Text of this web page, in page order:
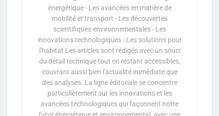
énergétique - Les avancées en matière de
mobilité et transport - Les découvertes
scientifiques environnementales - Les
innovations technologiques - Les solutions pour
l'habitat Les articles sont rédigés avec un souci
du détail technique tout en restant accessibles,
couvrant aussi bien l'actualité immédiate que
des analyses. La ligne éditoriale se concentre
particulièrement sur les innovations et les
avancées technologiques qui façonnent notre
futur énergétique et environnemental, avec une